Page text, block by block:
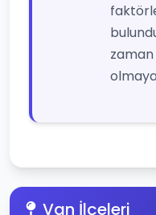
Van İlçeleri